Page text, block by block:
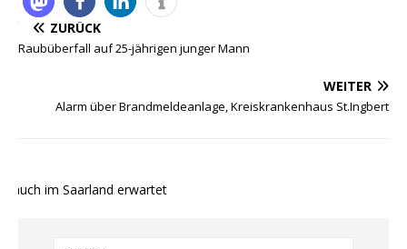
ZURÜCK
Raubüberfall auf 25-jährigen junger Mann
WEITER
Alarm über Brandmeldeanlage, Kreiskrankenhaus St.Ingbert
im Saarland erwartet